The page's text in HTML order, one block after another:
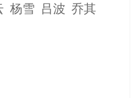
杨雪 吕波 乔其